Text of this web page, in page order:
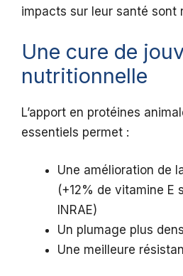
impacts sur leur santé sont
Une cure de
nutritionnelle
L’apport en protéines
essentiels permet :
Une amélioration de
(+12% de vitamine E
INRAE)
Un plumage plus
Une meilleure